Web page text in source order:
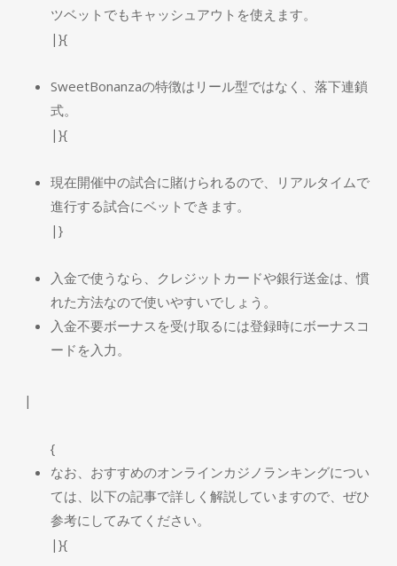
ツベットでもキャッシュアウトを使えます。
|}{
SweetBonanzaの特徴はリール型ではなく、落下連鎖
式。
|}{
現在開催中の試合に賭けられるので、リアルタイムで
進行する試合にベットできます。
|}
入金で使うなら、クレジットカードや銀行送金は、慣
れた方法なので使いやすいでしょう。
入金不要ボーナスを受け取るには登録時にボーナスコ
ードを入力。
|
{
なお、おすすめのオンラインカジノランキングについ
ては、以下の記事で詳しく解説していますので、ぜひ
参考にしてみてください。
|}{